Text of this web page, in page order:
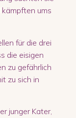
ums
für die drei
die eisigen
zu gefährlich
zu sich in
junger Kater,